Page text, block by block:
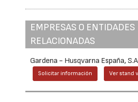
EMPRESAS O ENTIDADES
RELACIONADAS
Gardena - Husqvarna España,
Solicitar información Ver stand